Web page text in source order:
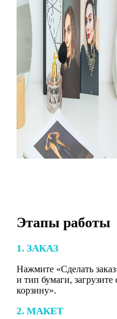
Этапы работы
1. ЗАКАЗ
Нажмите «Сделать
и тип бумаги,
корзину».
2. МАКЕТ